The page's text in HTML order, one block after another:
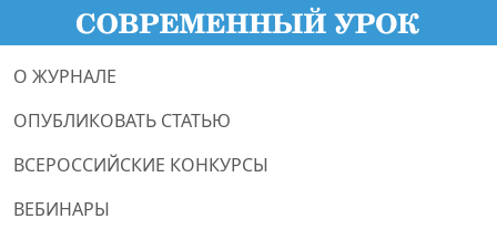
О ЖУРНАЛЕ
ОПУБЛИКОВАТЬ СТАТЬЮ
ВСЕРОССИЙСКИЕ КОНКУРСЫ
ВЕБИНАРЫ